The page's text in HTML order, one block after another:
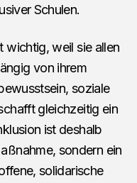
Schulen.
wichtig, weil sie allen
von ihrem
soziale
gleichzeitig ein
ist deshalb
sondern ein
solidarische